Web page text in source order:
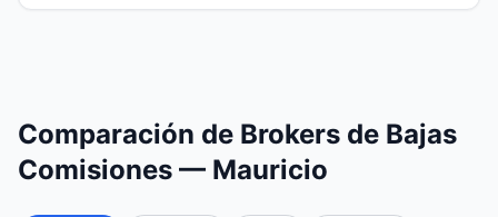
Comparación de Brokers de Bajas
Comisiones — Mauricio